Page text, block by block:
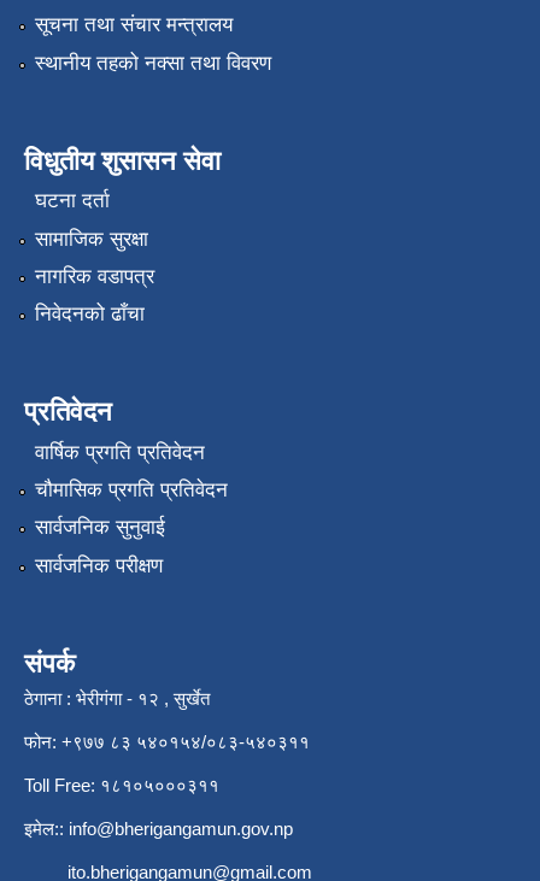
सूचना तथा संचार मन्त्रालय
स्थानीय तहको नक्सा तथा विवरण
विधुतीय शुसासन सेवा
घटना दर्ता
सामाजिक सुरक्षा
नागरिक वडापत्र
निवेदनको ढाँचा
प्रतिवेदन
वार्षिक प्रगति प्रतिवेदन
चौमासिक प्रगति प्रतिवेदन
सार्वजनिक सुनुवाई
सार्वजनिक परीक्षण
संपर्क
ठेगाना : भेरीगंगा - १२ , सुर्खेत
फोन: +९७७ ८३ ५४०१५४/०८३-५४०३११
Toll Free: १८१०५०००३११
इमेल:: info@bherigangamun.gov.np
ito.bherigangamun@gmail.com